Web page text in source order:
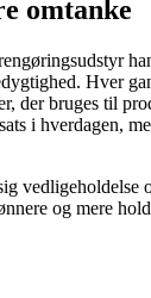
omtanke
Hver
der bruges til
i hverdagen,
vedligeholdelse
og mere